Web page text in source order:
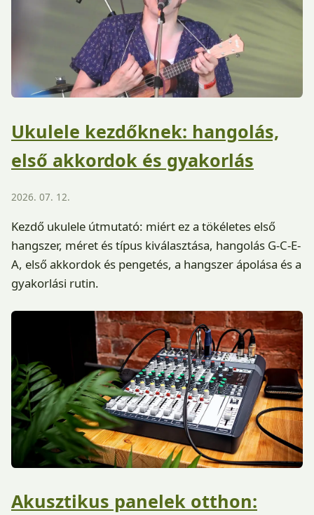
Ukulele kezdőknek: hangolás,
első akkordok és gyakorlás
2026. 07. 12.
Kezdő ukulele útmutató: miért ez a tökéletes első
hangszer, méret és típus kiválasztása, hangolás G-C-E-
A, első akkordok és pengetés, a hangszer ápolása és a
gyakorlási rutin.
Akusztikus panelek otthon: